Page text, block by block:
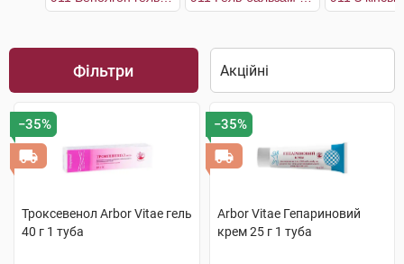
Фільтри
−35%
Троксевенол Arbor Vitae гель
40 г 1 туба
−35%
Arbor Vitae Гепариновий
крем 25 г 1 туба